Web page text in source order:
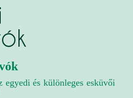
egyedi és különleges esküvői